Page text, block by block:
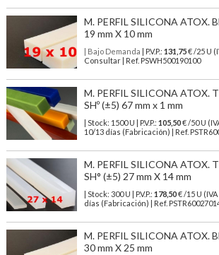
M. PERFIL SILICONA ATOX.
19 mm X 10 mm
| Bajo Demanda | P.V.P.: 131,75€ /25 U
Consultar | Ref. PSWH500190100
M. PERFIL SILICONA ATOX.
SHº (±5) 67 mm x 1 mm
| Stock: 1500 U | P.V.P.: 105,50€/50 U
10/13 días (Fabricación) | Ref.
M. PERFIL SILICONA ATOX.
SH° (±5) 27 mm X 14 mm
| Stock: 300 U | P.V.P.: 178,50€/15 U
días (Fabricación) | Ref.
M. PERFIL SILICONA ATOX.
30 mm X 25 mm